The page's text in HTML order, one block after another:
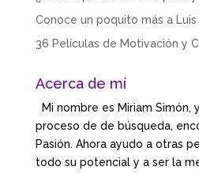
Conoce un poquito más a Luis
36 Películas de Motivación y
Acerca de mí
Mi nombre es Miriam Simón,
proceso de de búsqueda,
Pasión. Ahora ayudo a otras
todo su potencial y a ser la